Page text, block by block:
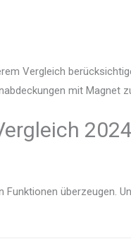
Vergleich
mit Magnet
überzeugen.